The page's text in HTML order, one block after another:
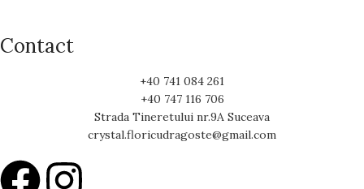
Contact
+40 741 084 261
+40 747 116 706
Strada Tineretului nr.9A Suceava
crystal.floricudragoste@gmail.com